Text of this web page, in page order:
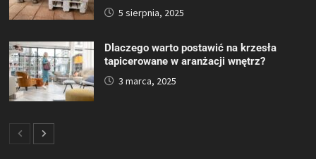
5 sierpnia, 2025
Dlaczego warto postawić na krzesła
tapicerowane w aranżacji wnętrz?
3 marca, 2025